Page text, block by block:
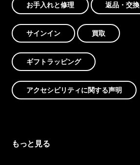
お手入れと修理 返品・交換
サインイン 買取
ギフトラッピング
アクセシビリティに関する声明
もっと見る